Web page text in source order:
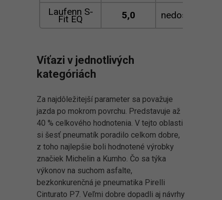
Laufenn S-
Fit EQ 5,0 nedostatočná
Víťazi v jednotlivých
kategóriách
Za najdôležitejší parameter sa považuje
jazda po mokrom povrchu. Predstavuje až
40 % celkového hodnotenia. V tejto oblasti
si šesť pneumatík poradilo celkom dobre,
z toho najlepšie boli hodnotené výrobky
značiek Michelin a Kumho. Čo sa týka
výkonov na suchom asfalte,
bezkonkurenčná je pneumatika Pirelli
Cinturato P7. Veľmi dobre dopadli aj návrhy